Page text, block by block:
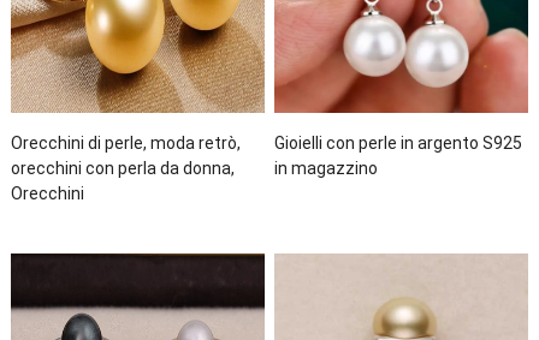
Orecchini di perle, moda retrò,
orecchini con perla da donna,
Orecchini
Gioielli con perle in argento S925
in magazzino